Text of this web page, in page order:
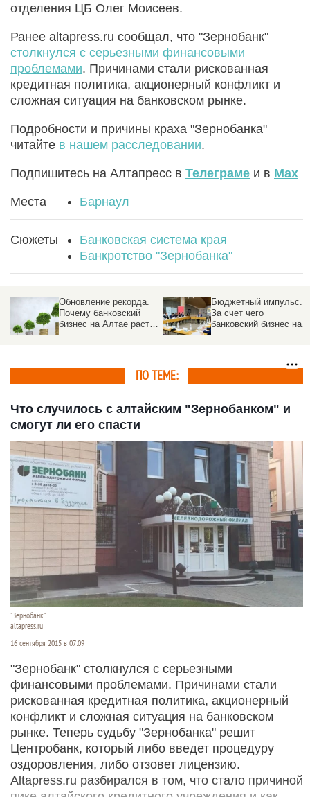
отделения ЦБ Олег Моисеев.
Ранее altapress.ru сообщал, что "Зернобанк"
столкнулся с серьезными финансовыми
проблемами. Причинами стали рискованная
кредитная политика, акционерный конфликт и
сложная ситуация на банковском рынке.
Подробности и причины краха "Зернобанка"
читайте в нашем расследовании.
Подпишитесь на Алтапресс в Телеграме и в Max
Места Барнаул
Сюжеты
Банковская система края
Банкротство "Зернобанка"
Обновление рекорда.
Почему банковский
бизнес на Алтае растет
опережающими
Бюджетный импульс.
За счет чего
банковский бизнес на
Алтае растет
ПО ТЕМЕ:
Что случилось с алтайским "Зернобанком" и
смогут ли его спасти
"Зернобанк".
altapress.ru
16 сентября 2015 в 07:09
"Зернобанк" столкнулся с серьезными
финансовыми проблемами. Причинами стали
рискованная кредитная политика, акционерный
конфликт и сложная ситуация на банковском
рынке. Теперь судьбу "Зернобанка" решит
Центробанк, который либо введет процедуру
оздоровления, либо отзовет лицензию.
Altapress.ru разбирался в том, что стало причиной